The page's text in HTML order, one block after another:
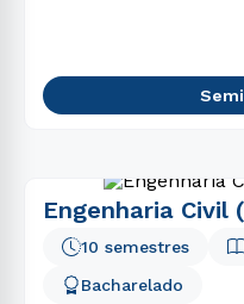
Engenharia Civil
10 semestres
Bacharelado